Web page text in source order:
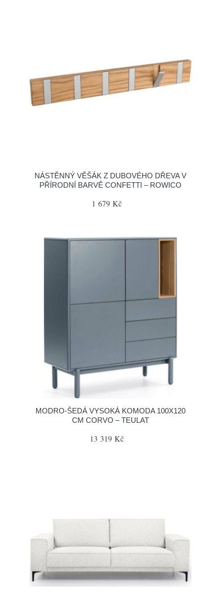
NÁSTĚNNÝ VĚŠÁK Z DUBOVÉHO DŘEVA V
PŘÍRODNÍ BARVĚ CONFETTI – ROWICO
1 679 Kč
MODRO-ŠEDÁ VYSOKÁ KOMODA 100X120
CM CORVO – TEULAT
13 319 Kč